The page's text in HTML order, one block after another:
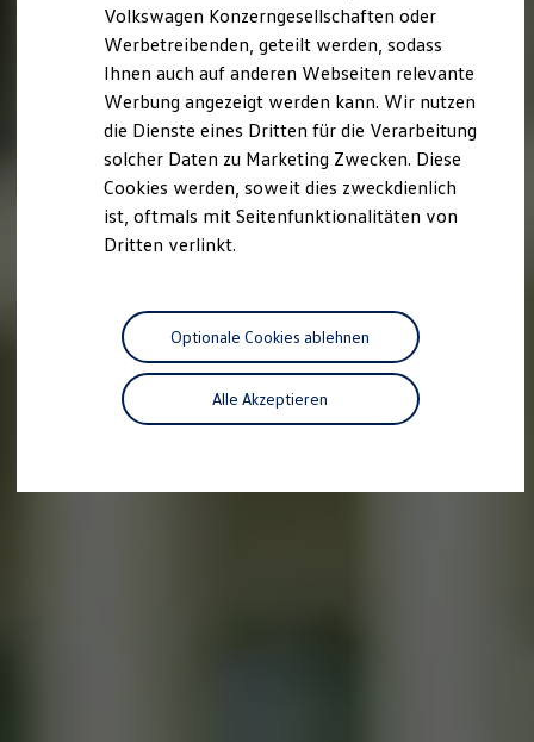
Förderung & Kosten der Elektrofahrzeuge
Fördermöglichkeiten für Privatkunden
Fördermöglichkeiten für Gewerbekunden
Autonomes Fahren
Mehr zum ID. Buzz
Online Beratung
California Club
California Magazin & Ratgeber
Vanlife
California App
California Lifestyle & Zubehör
Übernachten im California
Unternehmen
Karriere
Nachhaltigkeit
Volkswagen Konzerngesellschaften oder
Werbetreibenden, geteilt werden, sodass
Ihnen auch auf anderen Webseiten relevante
Werbung angezeigt werden kann. Wir nutzen
die Dienste eines Dritten für die Verarbeitung
solcher Daten zu Marketing Zwecken. Diese
Cookies werden, soweit dies zweckdienlich
ist, oftmals mit Seitenfunktionalitäten von
Dritten verlinkt.
Alle Akzeptieren
Optionale Cookies ablehnen